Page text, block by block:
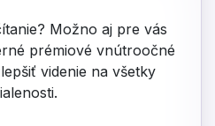
Možno aj pre vás
prémiové vnútroočné
videnie na všetky